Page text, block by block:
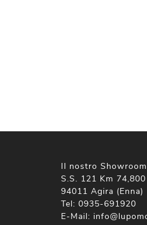
Il nostro Showroom
S.S. 121 Km 74,800
94011 Agira (Enna)
Tel: 0935-691920
E-Mail: